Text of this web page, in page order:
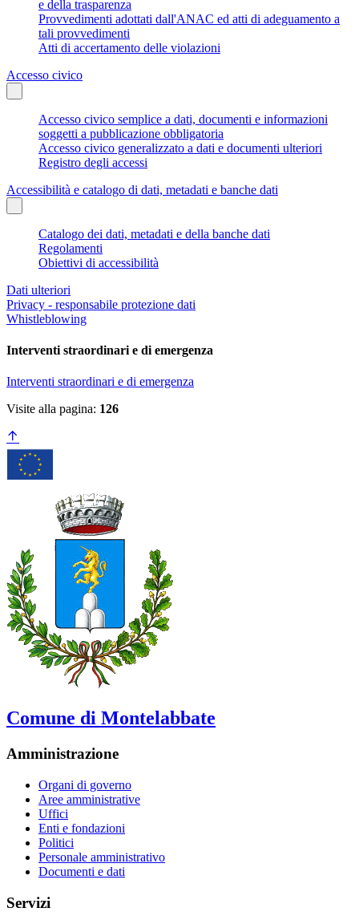
e della trasparenza
Provvedimenti adottati dall'ANAC ed atti di adeguamento a
tali provvedimenti
Atti di accertamento delle violazioni
Accesso civico
Accesso civico semplice a dati, documenti e informazioni
soggetti a pubblicazione obbligatoria
Accesso civico generalizzato a dati e documenti ulteriori
Registro degli accessi
Accessibilità e catalogo di dati, metadati e banche dati
Catalogo dei dati, metadati e della banche dati
Regolamenti
Obiettivi di accessibilità
Dati ulteriori
Privacy - responsabile protezione dati
Whistleblowing
Interventi straordinari e di emergenza
Interventi straordinari e di emergenza
Visite alla pagina: 126
Comune di Montelabbate
Amministrazione
Organi di governo
Aree amministrative
Uffici
Enti e fondazioni
Politici
Personale amministrativo
Documenti e dati
Servizi